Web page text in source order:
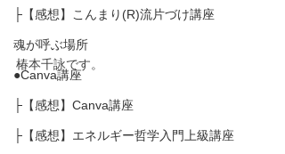
├【感想】こんまり(R)流片づけ講座
魂が呼ぶ場所
●Canva講座
├【感想】Canva講座
├【感想】エネルギー哲学入門上級講座
椿本千詠です。